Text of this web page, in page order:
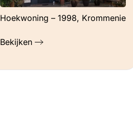
Hoekwoning – 1998, Krommenie
Bekijken